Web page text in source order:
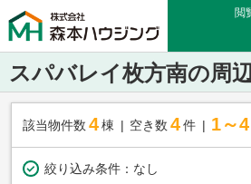
閲
スパバレイ枚方南の周
該当物件数 4棟 空き数 4 件 1～4
絞り込み条件： なし